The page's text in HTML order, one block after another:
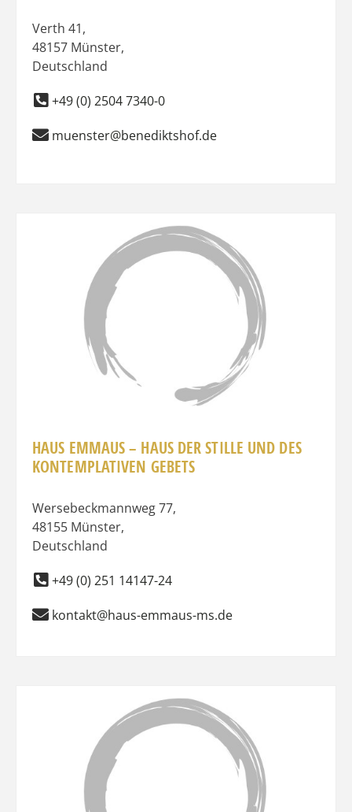
Verth 41,
48157 Münster,
Deutschland
+49 (0) 2504 7340-0
muenster@benediktshof.de
HAUS EMMAUS – HAUS DER STILLE UND DES
KONTEMPLATIVEN GEBETS
Wersebeckmannweg 77,
48155 Münster,
Deutschland
+49 (0) 251 14147-24
kontakt@haus-emmaus-ms.de